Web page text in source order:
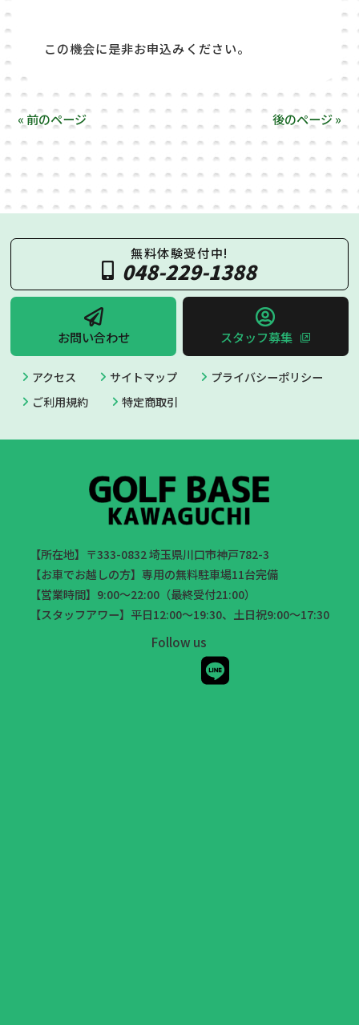
この機会に是非お申込みください。
« 前のページ 後のページ »
無料体験受付中!
048-229-1388
お問い合わせ スタッフ募集
アクセス サイトマップ
プライバシーポリシー
ご利用規約
特定商取引
【所在地】〒333-0832 埼玉県川口市神戸782-3
【お車でお越しの方】専用の無料駐車場11台完備
【営業時間】9:00～22:00（最終受付21:00）
【スタッフアワー】平日12:00～19:30、土日祝9:00～17:30
Follow us